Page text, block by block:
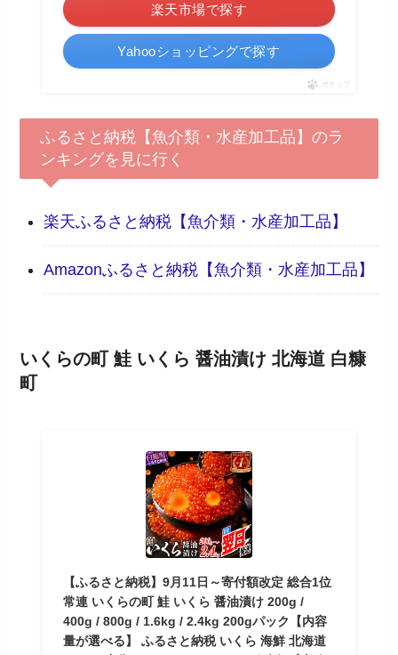
楽天市場で探す
Yahooショッピングで探す
ポチップ
ふるさと納税【魚介類・水産加工品】のラ
ンキングを見に行く
楽天ふるさと納税【魚介類・水産加工品】
Amazonふるさと納税【魚介類・水産加工品】
いくらの町 鮭 いくら 醤油漬け 北海道 白糠
町
【ふるさと納税】9月11日～寄付額改定 総合1位
常連 いくらの町 鮭 いくら 醤油漬け 200g /
400g / 800g / 1.6kg / 2.4kg 200gパック【内容
量が選べる】 ふるさと納税 いくら 海鮮 北海道